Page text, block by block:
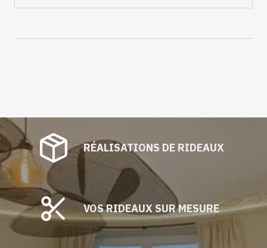
RÉALISATIONS DE RIDEAUX
VOS RIDEAUX SUR MESURE